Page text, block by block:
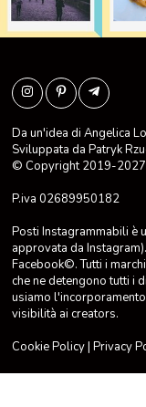
Da un'idea di Angelica
Sviluppata daPatryk
© Copyright 2019-
P.iva 02689950182
Posti Instagrammabili è
approvata da
Facebook©. Tutti i
che ne detengono tutti i
usiamo
visibilità ai creators.
Cookie Policy|Privacy